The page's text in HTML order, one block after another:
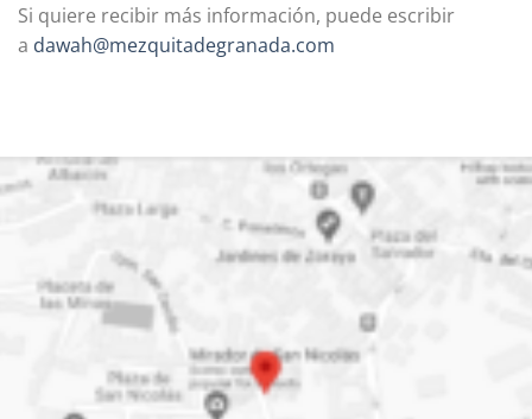
Si quiere recibir más información, puede escribir
a dawah@mezquitadegranada.com